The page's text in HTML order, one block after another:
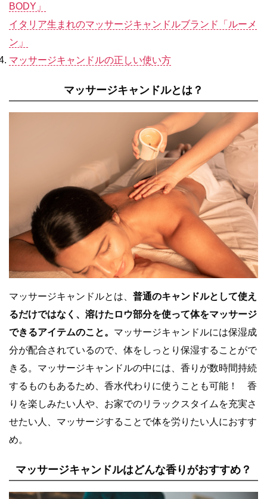
BODY」
イタリア生まれのマッサージキャンドルブランド「ルーメ
ン」
マッサージキャンドルの正しい使い方
マッサージキャンドルとは？
マッサージキャンドルとは、 普通のキャンドルとして使え
るだけではなく、溶けたロウ部分を使って体をマッサージ
できるアイテムのこと。 マッサージキャンドルには保湿成
分が配合されているので、体をしっとり保湿することがで
きる。マッサージキャンドルの中には、香りが数時間持続
するものもあるため、香水代わりに使うことも可能！ 香
りを楽しみたい人や、お家でのリラックスタイムを充実さ
せたい人、マッサージすることで体を労りたい人におすす
め。
マッサージキャンドルはどんな香りがおすすめ？